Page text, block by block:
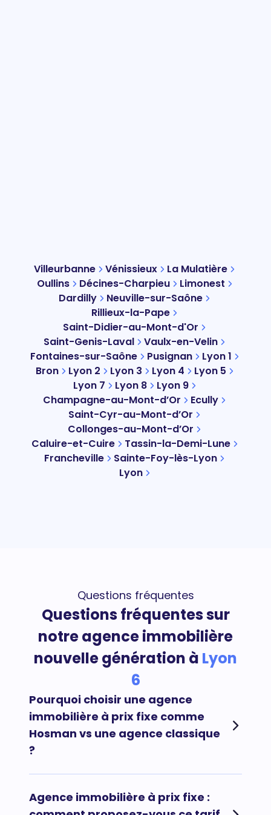
Villeurbanne Vénissieux
La Mulatière
Oullins
Décines-Charpieu
Limonest
Dardilly
Neuville-sur-Saône
Rillieux-la-Pape
Saint-Didier-au-Mont-d'Or
Saint-Genis-Laval
Vaulx-en-Velin
Fontaines-sur-Saône
Pusignan
Lyon 1
Bron
Lyon 2 Lyon 3 Lyon 4
Lyon 5
Lyon 7
Lyon 8
Lyon 9
Champagne-au-Mont-d’Or
Ecully
Saint-Cyr-au-Mont-d’Or
Collonges-au-Mont-d’Or
Caluire-et-Cuire
Tassin-la-Demi-Lune
Francheville
Sainte-Foy-lès-Lyon
Lyon
Questions fréquentes
Questions fréquentes sur
notre agence immobilière
nouvelle génération à Lyon
6
Pourquoi choisir une agence
immobilière à prix fixe comme
Hosman vs une agence classique
?
Afin de maximiser vos chances de vendre votre
bien immobilier rapidement au meilleur prix et au
Agence immobilière à prix fixe :